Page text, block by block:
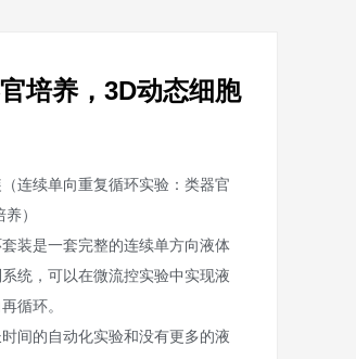
培养，3D动态细胞
连续单向重复循环实验：类器官
）
装是一套完整的连续单方向液体
统，可以在微流控实验中实现液
循环。
间的自动化实验和没有更多的液